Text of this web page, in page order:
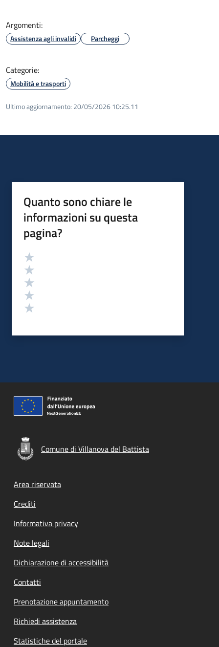
Argomenti:
Assistenza agli invalidi Parcheggi
Categorie:
Mobilità e trasporti
Ultimo aggiornamento: 20/05/2026 10:25.11
Quanto sono chiare le
informazioni su questa
pagina?
Valutazione
Comune di Villanova del Battista
Footer menu
Area riservata
Crediti
Informativa privacy
Note legali
Dichiarazione di accessibilità
Contatti
Prenotazione appuntamento
Richiedi assistenza
Statistiche del portale